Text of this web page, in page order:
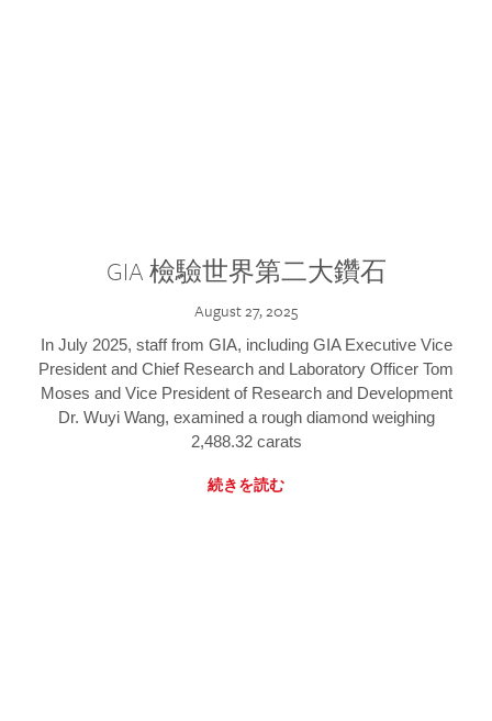
GIA 檢驗世界第二大鑽石
August 27, 2025
In July 2025, staff from GIA, including GIA Executive Vice
President and Chief Research and Laboratory Officer Tom
Moses and Vice President of Research and Development
Dr. Wuyi Wang, examined a rough diamond weighing
2,488.32 carats
続きを読む